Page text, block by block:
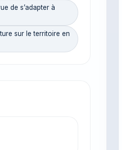
de s’adapter à
sur le territoire en